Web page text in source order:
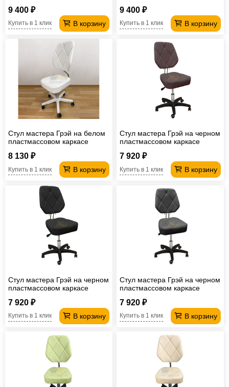
9 400 ₽
В корзину
Купить в 1 клик
9 400 ₽
В корзину
Купить в 1 клик
Стул мастера Грэй на белом
пластмассовом каркасе
8 130 ₽
В корзину
Купить в 1 клик
Стул мастера Грэй на черном
пластмассовом каркасе
7 920 ₽
В корзину
Купить в 1 клик
Стул мастера Грэй на черном
пластмассовом каркасе
7 920 ₽
В корзину
Купить в 1 клик
Стул мастера Грэй на черном
пластмассовом каркасе
7 920 ₽
В корзину
Купить в 1 клик